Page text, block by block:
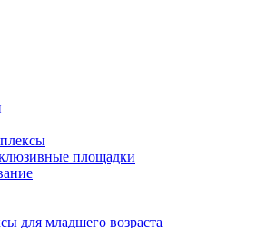
площадки
для младшего возраста